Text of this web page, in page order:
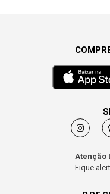
Atenção
Fique